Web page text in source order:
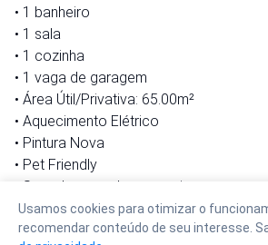
• 1 banheiro
• 1 sala
• 1 cozinha
• 1 vaga de garagem
• Área Útil/Privativa: 65.00m²
• Aquecimento Elétrico
• Pintura Nova
• Pet Friendly
• Sacada com churrasqueira
• Portão Eletrônico
Usamos cookies para otimizar o
recomendar conteúdo de seu interesse.